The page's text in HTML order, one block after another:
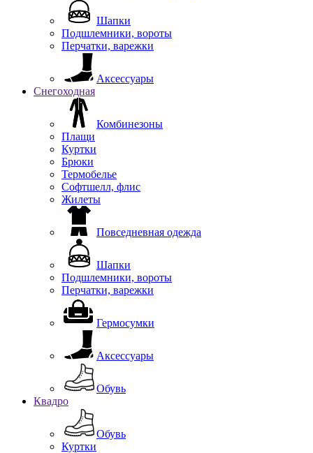
Шапки
Подшлемники, вороты
Перчатки, варежки
Аксессуары
Снегоходная
Комбинезоны
Плащи
Куртки
Брюки
Термобелье
Софтшелл, флис
Жилеты
Повседневная одежда
Шапки
Подшлемники, вороты
Перчатки, варежки
Гермосумки
Аксессуары
Обувь
Квадро
Обувь
Куртки